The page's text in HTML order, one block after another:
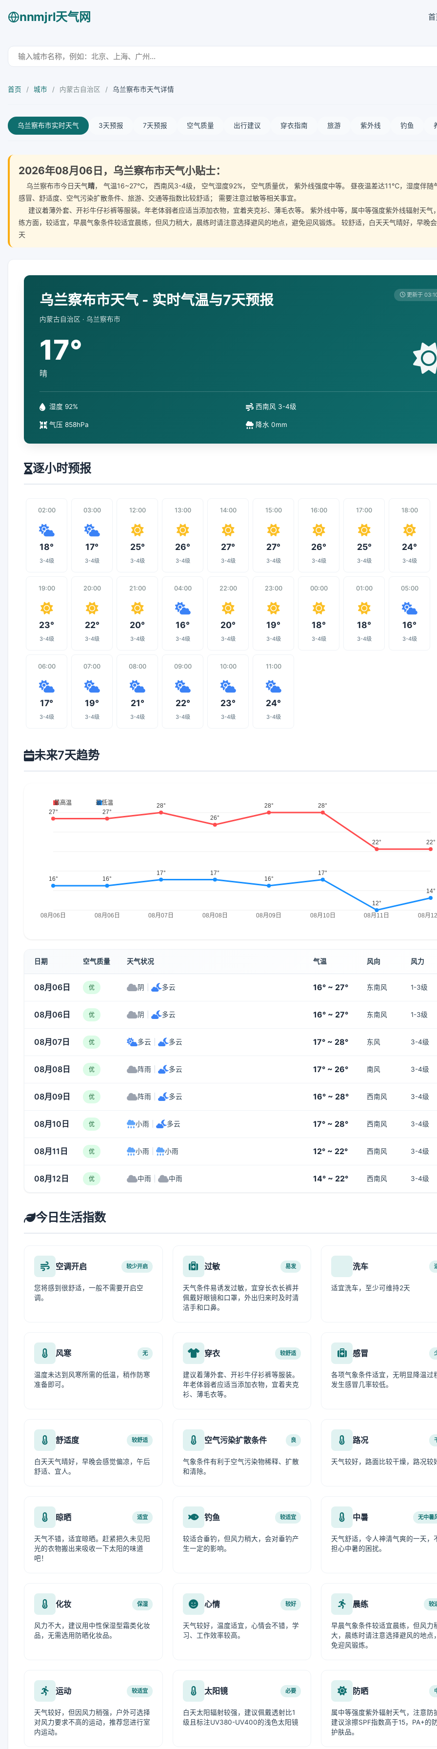
nnmjrl天气网
首页 / 城市 / 内蒙古自治区 / 乌兰察布市天气详情
乌兰察布市实时天气 3天预报 7天预报 空气质量 出行建议 穿衣指南 旅游 紫外线 钓鱼
2026年08月06日，乌兰察布市天气小贴士：
乌兰察布市今日天气晴， 气温16~27℃， 西南风3-4级， 空气湿度92%， 空气质量优， 紫外线强度中等。 昼夜温差达11℃，湿度伴随
感冒、舒适度、空气污染扩散条件、旅游、交通等指数比较舒适； 需要注意过敏等相关事宜。
建议着薄外套、开衫牛仔衫裤等服装。年老体弱者应适当添加衣物，宜着夹克衫、薄毛衣等。 紫外线中等，属中等强度紫外线辐射天
练方面，较适宜，早晨气象条件较适宜晨练，但风力稍大，晨练时请注意选择避风的地点，避免迎风锻炼。 较舒适，白天天气晴好，早晚
天
乌兰察布市天气 - 实时气温与7天预报
内蒙古自治区 · 乌兰察布市
更新于
17°
晴
湿度 92% 西南风 3-4级
气压 858hPa 降水 0mm
逐小时预报
02:00
18°
3-4级
03:00
17°
3-4级
12:00
25°
3-4级
13:00
26°
3-4级
14:00
27°
3-4级
15:00
27°
3-4级
16:00
26°
3-4级
17:00
25°
3-4级
18:00
24°
3-4级
19:00
23°
3-4级
20:00
22°
3-4级
21:00
20°
3-4级
04:00
16°
3-4级
22:00
20°
3-4级
23:00
19°
3-4级
00:00
18°
3-4级
01:00
18°
3-4级
05:00
16°
3-4级
06:00
17°
3-4级
07:00
19°
3-4级
08:00
21°
3-4级
09:00
22°
3-4级
10:00
23°
3-4级
11:00
24°
3-4级
未来7天趋势
日期 空气质量 天气状况 气温 风向 风力
08月06日 优 阴 多云 16° ~ 27° 东南风 1-3级
08月06日 优 阴 多云 16° ~ 27° 东南风 1-3级
08月07日 优 多云 多云 17° ~ 28° 东风 3-4级
08月08日 优 阵雨 多云 17° ~ 26° 南风 3-4级
08月09日 优 阵雨 多云 16° ~ 28° 西南风 3-4级
08月10日 优 小雨 多云 17° ~ 28° 西南风 3-4级
08月11日 优 小雨 小雨 12° ~ 22° 西南风 3-4级
08月12日 优 中雨 中雨 14° ~ 22° 西南风 3-4级
今日生活指数
空调开启 较少开启
您将感到很舒适，一般不需要开启空
调。
过敏 易发
天气条件易诱发过敏，宜穿长衣长裤并
佩戴好眼镜和口罩，外出归来时及时清
洁手和口鼻。
洗车
适宜洗车，至少可维持2天
风寒 无
温度未达到风寒所需的低温，稍作防寒
准备即可。
穿衣 较舒适
建议着薄外套、开衫牛仔衫裤等服装。
年老体弱者应适当添加衣物，宜着夹克
衫、薄毛衣等。
感冒
各项气象条件适宜，无明显降温过
发生感冒几率较低。
舒适度 较舒适
白天天气晴好，早晚会感觉偏凉，午后
舒适、宜人。
空气污染扩散条件 良
气象条件有利于空气污染物稀释、扩散
和清除。
路况
天气较好，路面比较干燥，路况较
晾晒 适宜
天气不错，适宜晾晒。赶紧把久未见阳
光的衣物搬出来吸收一下太阳的味道
吧！
钓鱼 较适宜
较适合垂钓，但风力稍大，会对垂钓产
生一定的影响。
中暑 无中暑
天气舒适，令人神清气爽的一天，
担心中暑的困扰。
化妆 保湿
风力不大，建议用中性保湿型霜类化妆
品，无需选用防晒化妆品。
心情 较好
天气较好，温度适宜，心情会不错，学
习、工作效率较高。
晨练 较
早晨气象条件较适宜晨练，但风力
大，晨练时请注意选择避风的地点
免迎风锻炼。
运动 较适宜
天气较好，但因风力稍强，户外可选择
对风力要求不高的运动，推荐您进行室
内运动。
太阳镜 必要
白天太阳辐射较强，建议佩戴透射比1
级且标注UV380-UV400的浅色太阳镜
防晒
属中等强度紫外辐射天气，注意防
建议涂擦SPF指数高于15，PA+的
护肤品。